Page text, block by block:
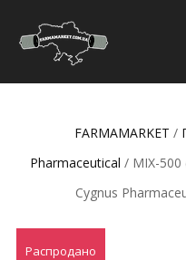
FARMAMARKET /
Pharmaceutical / MIX-500
Cygnus
Распродано